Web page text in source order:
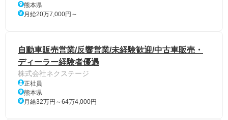
熊本県
月給20万7,000円～
自動車販売営業/反響営業/未経験歓迎/中古車販売・
ディーラー経験者優遇
株式会社ネクステージ
正社員
熊本県
月給32万円～64万4,000円